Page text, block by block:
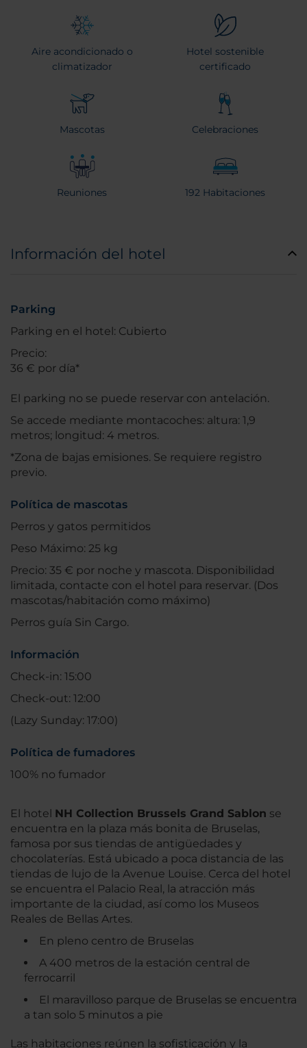
Aire acondicionado o
climatizador
Hotel sostenible
certificado
Mascotas Celebraciones
Reuniones 192 Habitaciones
Información del hotel
Parking
Parking en el hotel: Cubierto
Precio:
36 € por día*
El parking no se puede reservar con antelación.
Se accede mediante montacoches: altura: 1,9
metros; longitud: 4 metros.
*Zona de bajas emisiones. Se requiere registro
previo.
Política de mascotas
Perros y gatos permitidos
Peso Máximo: 25 kg
Precio: 35 € por noche y mascota. Disponibilidad
limitada, contacte con el hotel para reservar. (Dos
mascotas/habitación como máximo)
Perros guía Sin Cargo.
Información
Check-in: 15:00
Check-out: 12:00
(Lazy Sunday: 17:00)
Política de fumadores
100% no fumador
El hotel NH Collection Brussels Grand Sablon se
encuentra en la plaza más bonita de Bruselas,
famosa por sus tiendas de antigüedades y
chocolaterías. Está ubicado a poca distancia de las
tiendas de lujo de la Avenue Louise. Cerca del hotel
se encuentra el Palacio Real, la atracción más
importante de la ciudad, así como los Museos
Reales de Bellas Artes.
En pleno centro de Bruselas
A 400 metros de la estación central de
ferrocarril
El maravilloso parque de Bruselas se encuentra
a tan solo 5 minutos a pie
Las habitaciones reúnen la sofisticación y la